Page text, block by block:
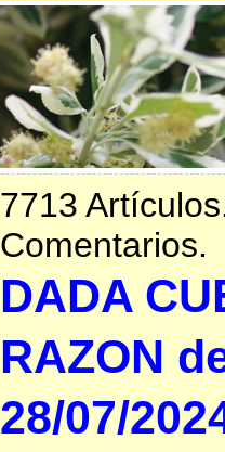
7713
Comentarios.
DADA
RAZON
28/07/